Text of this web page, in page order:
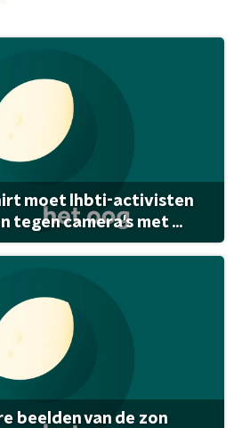
moet lhbti-activisten
tegen camera's met ...
beelden van de zon